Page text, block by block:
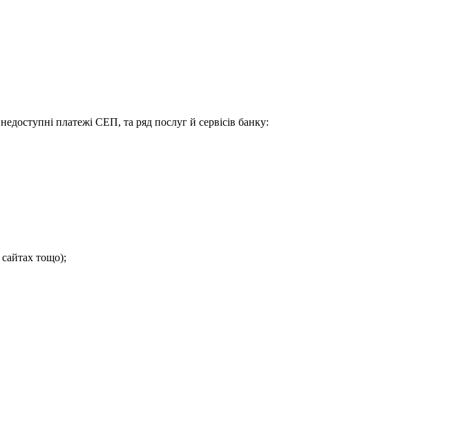
недоступні платежі СЕП, та ряд послуг й сервісів банку:
сайтах тощо);